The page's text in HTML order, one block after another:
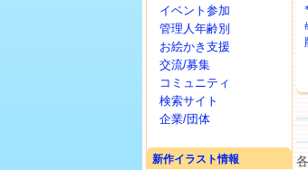
イベント参加
管理人年齢別
お絵かき支援
交流/募集
コミュニティ
検索サイト
企業/団体
新作イラスト情報